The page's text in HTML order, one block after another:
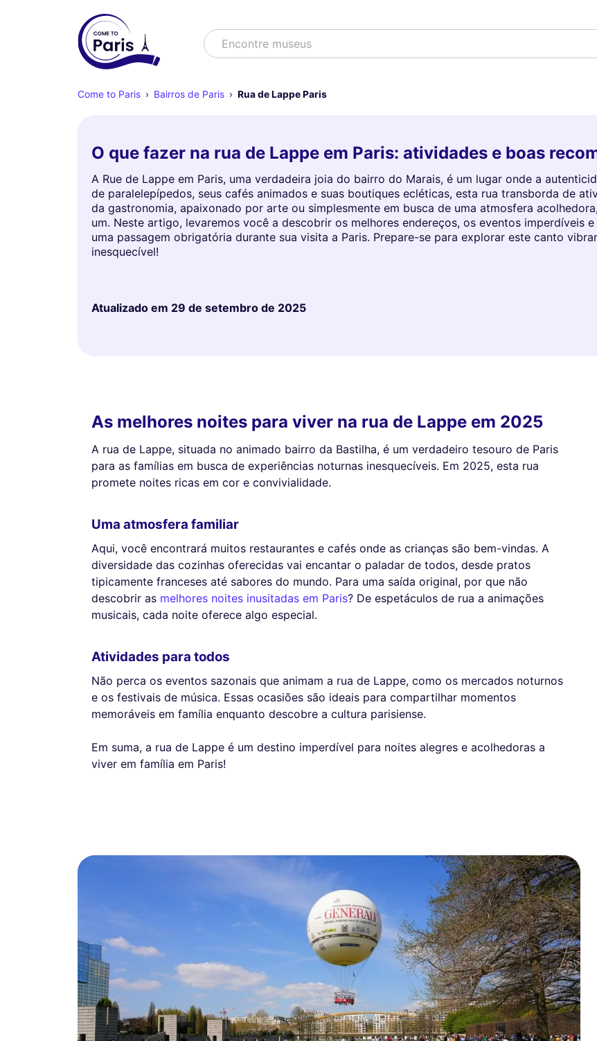
BuscarEncontre
Come to Paris Bairros de Paris Rua de Lappe Paris
O que fazer na rua de Lappe em Paris: atividades e boas
A Rue de Lappe em Paris, uma verdadeira joia do bairro do Marais, é um lugar onde a
de paralelepípedos, seus cafés animados e suas boutiques ecléticas, esta rua transborda de
da gastronomia, apaixonado por arte ou simplesmente em busca de uma atmosfera
um. Neste artigo, levaremos você a descobrir os melhores endereços, os eventos imperdíveis
uma passagem obrigatória durante sua visita a Paris. Prepare-se para explorar este canto
inesquecível!
Atualizado em 29 de setembro de 2025
As melhores noites para viver na rua de Lappe em 2025
A rua de Lappe, situada no animado bairro da Bastilha, é um verdadeiro tesouro de Paris
para as famílias em busca de experiências noturnas inesquecíveis. Em 2025, esta rua
promete noites ricas em cor e convivialidade.
Uma atmosfera familiar
Aqui, você encontrará muitos restaurantes e cafés onde as crianças são bem-vindas. A
diversidade das cozinhas oferecidas vai encantar o paladar de todos, desde pratos
tipicamente franceses até sabores do mundo. Para uma saída original, por que não
descobrir as melhores noites inusitadas em Paris? De espetáculos de rua a animações
musicais, cada noite oferece algo especial.
Atividades para todos
Não perca os eventos sazonais que animam a rua de Lappe, como os mercados noturnos
e os festivais de música. Essas ocasiões são ideais para compartilhar momentos
memoráveis em família enquanto descobre a cultura parisiense.
Em suma, a rua de Lappe é um destino imperdível para noites alegres e acolhedoras a
viver em família em Paris!